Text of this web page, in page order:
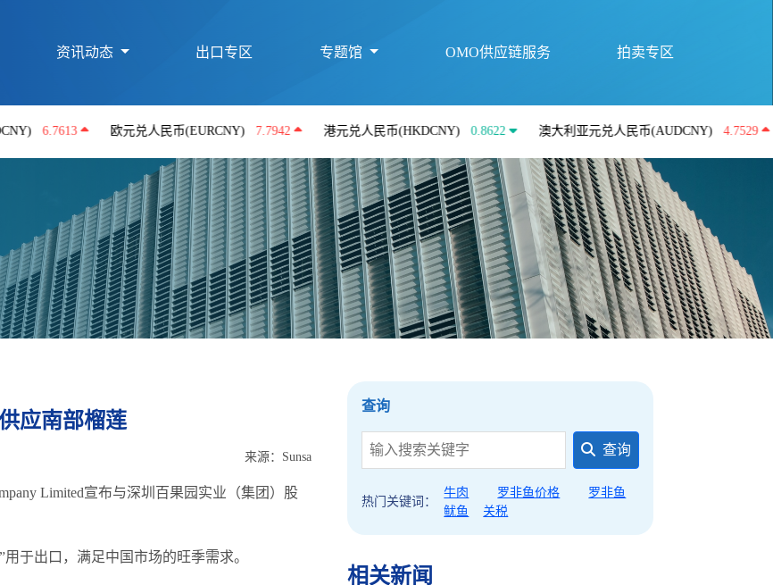
资讯动态 出口专区 专题馆 OMO供应链服务 拍卖专区
欧元兑人民币(EURCNY) 7.7942 港元兑人民币(HKDCNY) 0.8622 澳大利亚元兑人民币(AUDCNY) 4.7529 英镑
应南部榴莲
来源：Sunsa
Limited宣布与深圳百果园实业（集团）股
于出口，满足中国市场的旺季需求。
查询
查询
热门关键词：
牛肉 罗非鱼价格
罗非鱼
鱿鱼
关税
相关新闻